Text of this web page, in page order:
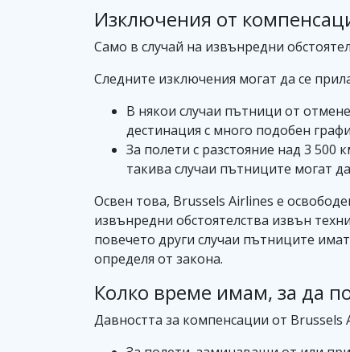
Изключения от
Само в случай на извънредни
Следните изключения могат да се
В някои случаи пътници от
дестинация с много подобен
За полети с разстояние над 3 500
такива случаи пътниците могат
Освен това, Brussels Airlines е
извънредни обстоятелства извън
повечето други случаи пътниците
определя от закона.
Колко време имам, за да
Давността за компенсации от